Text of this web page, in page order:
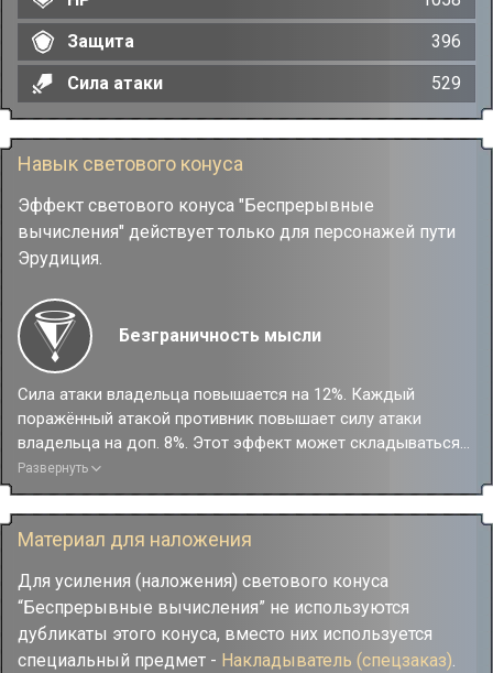
Защита
396
Сила атаки
529
Навык светового конуса
Эффект светового конуса "Беспрерывные
вычисления" действует только для персонажей пути
Эрудиция.
Безграничность мысли
Сила атаки владельца повышается на 12%. Каждый
поражённый атакой противник повышает силу атаки
владельца на доп. 8%. Этот эффект может складываться
до 5 раз и длится до следующей атаки. Если количество
поражённых противников выше или равно 3, скорость
владельца повышается на 16% на 1 ход.
Развернуть
Материал для наложения
Для усиления (наложения) светового конуса
“Беспрерывные вычисления” не используются
дубликаты этого конуса, вместо них используется
специальный предмет - Накладыватель (спецзаказ).